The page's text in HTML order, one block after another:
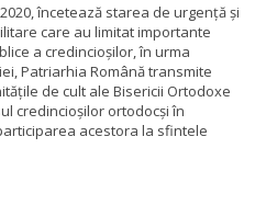
încetează starea de urgență și
care au limitat importante
a credincioșilor, în urma
Patriarhia Română transmite
de cult ale Bisericii Ortodoxe
credincioșilor ortodocși în
acestora la sfintele